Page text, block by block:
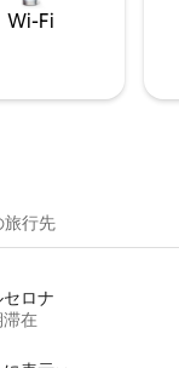
Wi-Fi
旅行先
ロナ
在